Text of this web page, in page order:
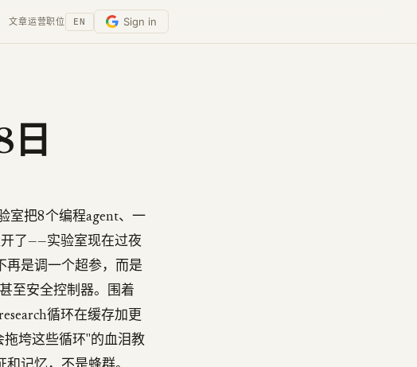
文章运营职位 EN Sign in
室把8个编程agent、一
了——实验室现在过夜
再是调一个超参，而是
至安全控制器。围着
循环在缓存加更
垮这些循环"的血泪教